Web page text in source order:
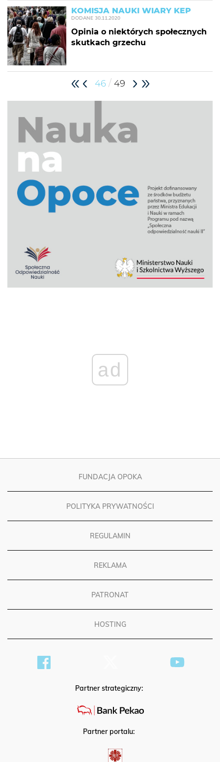
KOMISJA NAUKI WIARY KEP
DODANE 30.11.2020
Opinia o niektórych społecznych
skutkach grzechu
46 / 49
ad
FUNDACJA OPOKA
POLITYKA PRYWATNOŚCI
REGULAMIN
REKLAMA
PATRONAT
HOSTING
Partner strategiczny:
Partner portalu: